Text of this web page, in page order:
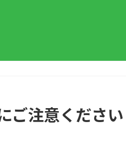
ご注意ください